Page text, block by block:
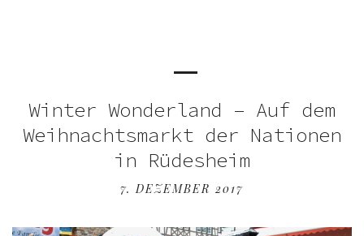
Winter Wonderland – Auf dem
Weihnachtsmarkt der Nationen
in Rüdesheim
7. DEZEMBER 2017